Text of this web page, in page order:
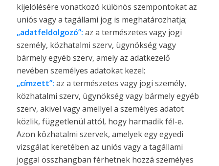
kijelölésére vonatkozó különös szempontokat az
uniós vagy a tagállami jog is meghatározhatja;
„adatfeldolgozó”: az a természetes vagy jogi
személy, közhatalmi szerv, ügynökség vagy
bármely egyéb szerv, amely az adatkezelő
nevében személyes adatokat kezel;
„címzett”: az a természetes vagy jogi személy,
közhatalmi szerv, ügynökség vagy bármely egyéb
szerv, akivel vagy amellyel a személyes adatot
közlik, függetlenül attól, hogy harmadik fél-e.
Azon közhatalmi szervek, amelyek egy egyedi
vizsgálat keretében az uniós vagy a tagállami
joggal összhangban férhetnek hozzá személyes